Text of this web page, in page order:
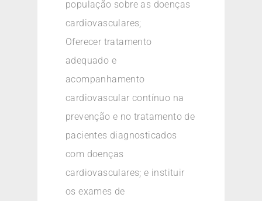
população sobre as doenças
cardiovasculares;
Oferecer tratamento
adequado e
acompanhamento
cardiovascular contínuo na
prevenção e no tratamento de
pacientes diagnosticados
com doenças
cardiovasculares; e instituir
os exames de